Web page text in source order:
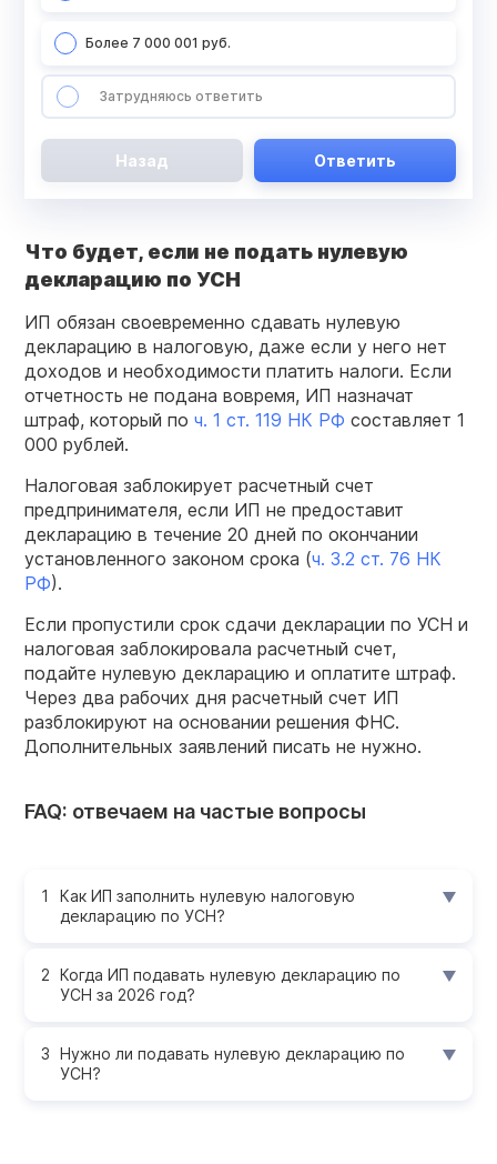
Более 7 000 001 руб.
Затрудняюсь ответить
Назад Ответить
Что будет, если не подать нулевую
декларацию по УСН
ИП обязан своевременно сдавать нулевую
декларацию в налоговую, даже если у него нет
доходов и необходимости платить налоги. Если
отчетность не подана вовремя, ИП назначат
штраф, который по ч. 1 ст. 119 НК РФ составляет 1
000 рублей.
Налоговая заблокирует расчетный счет
предпринимателя, если ИП не предоставит
декларацию в течение 20 дней по окончании
установленного законом срока (ч. 3.2 ст. 76 НК
РФ).
Если пропустили срок сдачи декларации по УСН и
налоговая заблокировала расчетный счет,
подайте нулевую декларацию и оплатите штраф.
Через два рабочих дня расчетный счет ИП
разблокируют на основании решения ФНС.
Дополнительных заявлений писать не нужно.
FAQ: отвечаем на частые вопросы
Как ИП заполнить нулевую налоговую
декларацию по УСН?
Когда ИП подавать нулевую декларацию по
УСН за 2026 год?
Нужно ли подавать нулевую декларацию по
УСН?